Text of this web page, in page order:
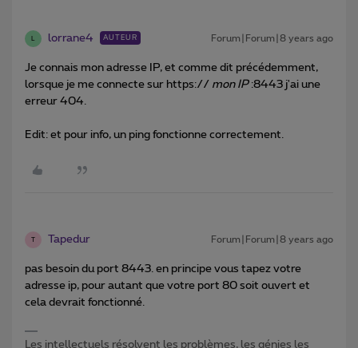
lorrane4 AUTEUR Forum|Forum|8 years ago
Je connais mon adresse IP, et comme dit précédemment,
lorsque je me connecte sur https:// mon IP:8443 j'ai une
erreur 404.
Edit: et pour info, un ping fonctionne correctement.
T Tapedur Forum|Forum|8 years ago
pas besoin du port 8443. en principe vous tapez votre
adresse ip, pour autant que votre port 80 soit ouvert et
cela devrait fonctionné.
Les intellectuels résolvent les problèmes, les génies les